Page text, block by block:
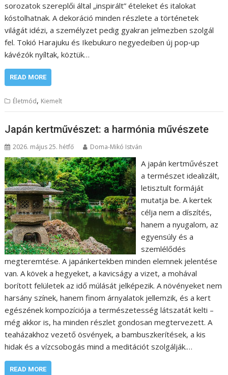
sorozatok szereplői által „inspirált” ételeket és italokat
kóstolhatnak. A dekoráció minden részlete a történetek
világát idézi, a személyzet pedig gyakran jelmezben szolgál
fel. Tokió Harajuku és Ikebukuro negyedeiben új pop‑up
kávézók nyíltak, köztük…
READ MORE
Életmód, Kiemelt
Japán kertművészet: a harmónia művészete
2026. május 25. hétfő Doma-Mikó István
A japán kertművészet
a természet idealizált,
letisztult formáját
mutatja be. A kertek
célja nem a díszítés,
hanem a nyugalom, az
egyensúly és a
szemlélődés
megteremtése. A japánkertekben minden elemnek jelentése
van. A kövek a hegyeket, a kavicságy a vizet, a mohával
borított felületek az idő múlását jelképezik. A növényeket nem
harsány színek, hanem finom árnyalatok jellemzik, és a kert
egészének kompozíciója a természetesség látszatát kelti –
még akkor is, ha minden részlet gondosan megtervezett. A
teaházakhoz vezető ösvények, a bambuszkerítések, a kis
hidak és a vízcsobogás mind a meditációt szolgálják.…
READ MORE